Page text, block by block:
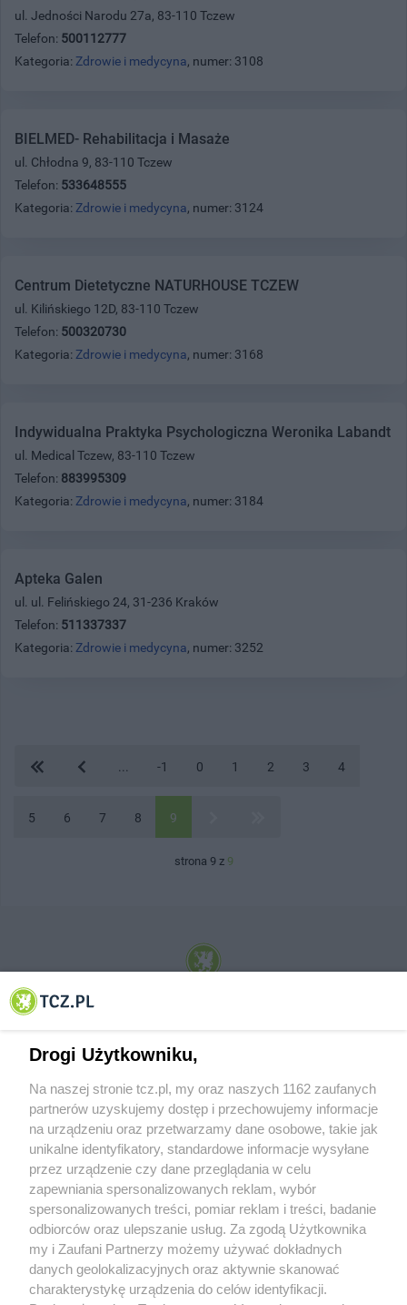
ul. Jedności Narodu 27a, 83-110 Tczew
Telefon: 500112777
Kategoria: Zdrowie i medycyna, numer: 3108
BIELMED- Rehabilitacja i Masaże
ul. Chłodna 9, 83-110 Tczew
Telefon: 533648555
Kategoria: Zdrowie i medycyna, numer: 3124
Centrum Dietetyczne NATURHOUSE TCZEW
ul. Kilińskiego 12D, 83-110 Tczew
Telefon: 500320730
Kategoria: Zdrowie i medycyna, numer: 3168
Indywidualna Praktyka Psychologiczna Weronika Labandt
ul. Medical Tczew, 83-110 Tczew
Telefon: 883995309
Kategoria: Zdrowie i medycyna, numer: 3184
Apteka Galen
ul. ul. Felińskiego 24, 31-236 Kraków
Telefon: 511337337
Kategoria: Zdrowie i medycyna, numer: 3252
-1 0 1 2 3 4
5 6 7 8 9
strona 9 z 9
© 2001-2026 Tczew - TCZ.PL Sp. z o.o. Internetowy Serwis Informacyjny Miasta
O FIRMIE POLITYKA PRYWATNOŚCI HOSTING
REKLAMA WSPÓŁPRACA RSS FACEBOOK KONTAKT
Nasze serwisy
Aktualności Muzyka i kultura
Drogi Użytkowniku,
Na naszej stronie tcz.pl, my oraz naszych 1162 zaufanych
partnerów uzyskujemy dostęp i przechowujemy informacje
na urządzeniu oraz przetwarzamy dane osobowe, takie jak
unikalne identyfikatory, standardowe informacje wysyłane
przez urządzenie czy dane przeglądania w celu
zapewniania spersonalizowanych reklam, wybór
spersonalizowanych treści, pomiar reklam i treści, badanie
odbiorców oraz ulepszanie usług. Za zgodą Użytkownika
my i Zaufani Partnerzy możemy używać dokładnych
danych geolokalizacyjnych oraz aktywnie skanować
charakterystykę urządzenia do celów identyfikacji.